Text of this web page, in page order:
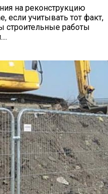
на реконструкцию
если учитывать тот факт,
строительные работы